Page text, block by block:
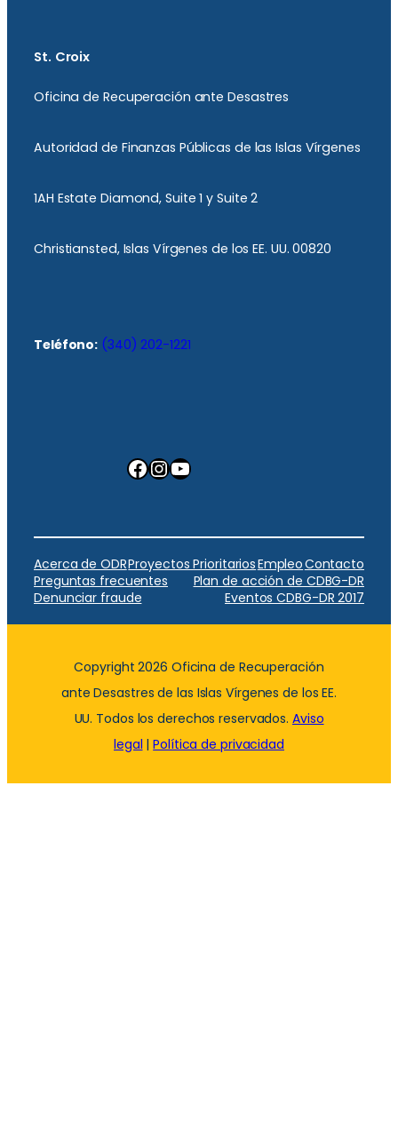
St. Croix
Oficina de Recuperación ante Desastres
Autoridad de Finanzas Públicas de las Islas Vírgenes
1AH Estate Diamond, Suite 1 y Suite 2
Christiansted, Islas Vírgenes de los EE. UU. 00820
Teléfono: (340) 202-1221
Facebook InstagramYouTube
Acerca de ODRProyectos PrioritariosEmpleoContacto
Preguntas frecuentes
Plan de acción de CDBG-DR
Denunciar fraude
Eventos CDBG-DR 2017
Copyright 2026 Oficina de Recuperación
ante Desastres de las Islas Vírgenes de los EE.
UU. Todos los derechos reservados. Aviso
legal |Política de privacidad